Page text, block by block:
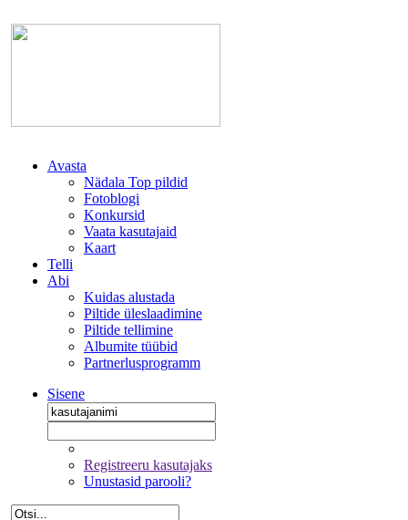
Avasta
Nädala Top pildid
Fotoblogi
Konkursid
Vaata kasutajaid
Kaart
Telli
Abi
Kuidas alustada
Piltide üleslaadimine
Piltide tellimine
Albumite tüübid
Partnerlusprogramm
Sisene
Registreeru kasutajaks
Unustasid parooli?